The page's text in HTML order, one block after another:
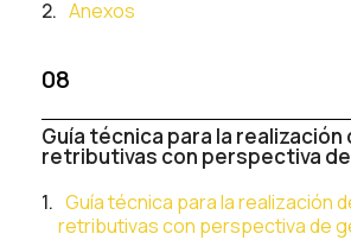
Anexos
08
Guía técnica para la
retributivas con perspectiva
Guía técnica para la realización
retributivas con perspectiva de